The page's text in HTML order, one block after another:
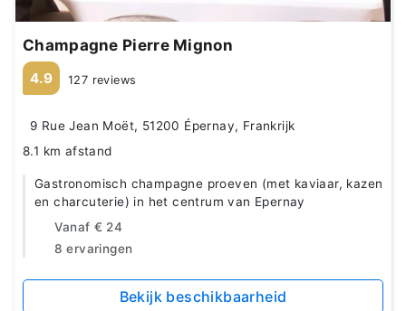
Champagne Pierre Mignon
4.9 127 reviews
9 Rue Jean Moët, 51200 Épernay, Frankrijk
8.1 km afstand
Gastronomisch champagne proeven (met kaviaar, kazen
en charcuterie) in het centrum van Epernay
Vanaf € 24
8 ervaringen
Bekijk beschikbaarheid